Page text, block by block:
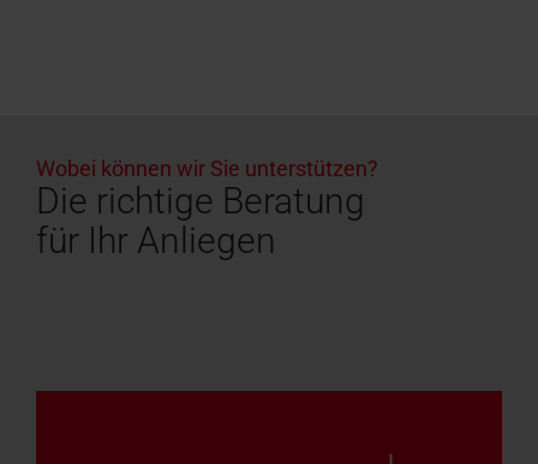
Wobei können wir Sie unterstützen?
Die richtige Beratung
für Ihr Anliegen